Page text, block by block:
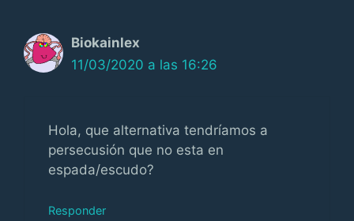
Biokainlex
11/03/2020 a las 16:26
Hola, que alternativa tendríamos a
persecusión que no esta en
espada/escudo?
Responder